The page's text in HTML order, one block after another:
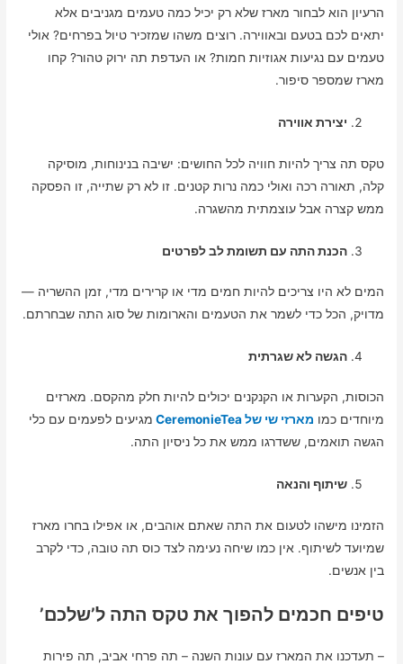
הרעיון הוא לבחור מארז שלא רק יכיל כמה טעמים מגניבים אלא
יתאים לכם בטעם ובאווירה. רוצים משהו שמזכיר טיול בפרחים? אולי
טעמים עם נגיעות אגוזיות חמות? או העדפת תה ירוק טהור? קחו
מארז שמספר סיפור.
יצירת אווירה
טקס תה צריך להיות חוויה לכל החושים: ישיבה בנינוחות, מוסיקה
קלה, תאורה רכה ואולי כמה נרות קטנים. זו לא רק שתייה, זו הפסקה
ממש קצרה אבל עוצמתית מהשגרה.
הכנת התה עם תשומת לב לפרטים
המים לא היו צריכים להיות חמים מדי או קרירים מדי, זמן ההשריה —
מדויק, הכל כדי לשמר את הטעמים והארומות של סוג התה שבחרתם.
הגשה לא שגרתית
הכוסות, הקערות או הקנקנים יכולים להיות חלק מהקסם. מארזים
מיוחדים כמו מארזי שי של CeremonieTea
מגיעים לפעמים עם כלי
הגשה תואמים, ששדרגו ממש את כל ניסיון התה.
שיתוף והנאה
הזמינו מישהו לטעום את התה שאתם אוהבים, או אפילו בחרו מארז
שמיועד לשיתוף. אין כמו שיחה נעימה לצד כוס תה טובה, כדי לקרב
בין אנשים.
טיפים חכמים להפוך את טקס התה ל’שלכם’
– תעדכנו את המארז עם עונות השנה – תה פרחי אביב, תה פירות